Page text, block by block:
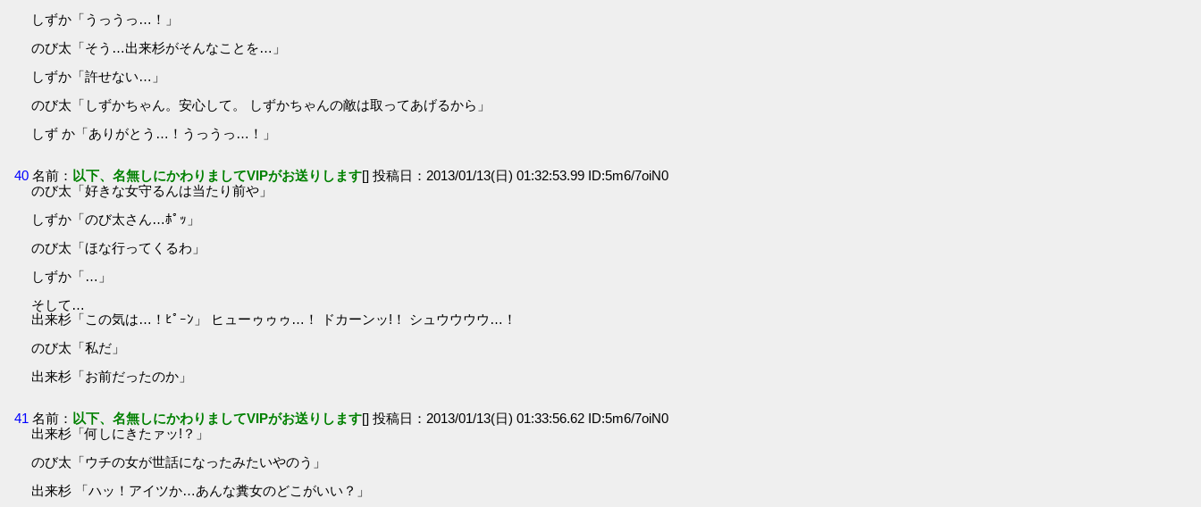
しずか「うっうっ…！」
のび太「そう…出来杉がそんなことを…」
しずか「許せない…」
のび太「しずかちゃん。安心して。 しずかちゃんの敵は取ってあげるから」
しず か「ありがとう…！うっうっ…！」
40 名前： 以下、名無しにかわりましてVIPがお送りします[] 投稿日：2013/01/13(日) 01:32:53.99 ID:5m6/7oiN0
のび太「好きな女守るんは当たり前や」
しずか「のび太さん…ﾎﾟｯ」
のび太「ほな行ってくるわ」
しずか「…」
そして…
出来杉「この気は…！ﾋﾟｰﾝ」 ヒューゥゥゥ…！ ドカーンッ!！ シュウウウウ…！
のび太「私だ」
出来杉「お前だったのか」
41 名前： 以下、名無しにかわりましてVIPがお送りします[] 投稿日：2013/01/13(日) 01:33:56.62 ID:5m6/7oiN0
出来杉「何しにきたァッ!？」
のび太「ウチの女が世話になったみたいやのう」
出来杉 「ハッ！アイツか…あんな糞女のどこがいい？」